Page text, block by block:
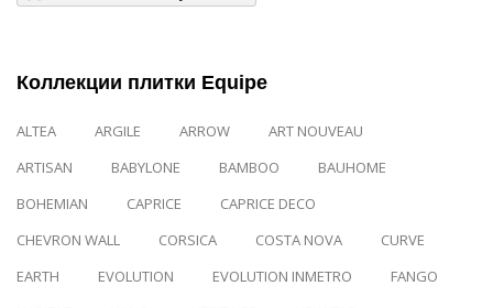
Коллекции плитки Equipe
ALTEA ARGILE ARROW
ART NOUVEAU
ARTISAN
BABYLONE BAMBOO
BAUHOME
BOHEMIAN
CAPRICE
CAPRICE DECO
CHEVRON WALL
CORSICA COSTA NOVA
CURVE
EARTH
EVOLUTION EVOLUTION INMETRO
FANGO